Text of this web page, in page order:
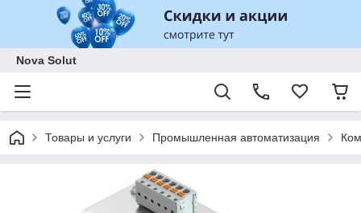
Nova Solut
Товары и услуги Промышленная автоматизация